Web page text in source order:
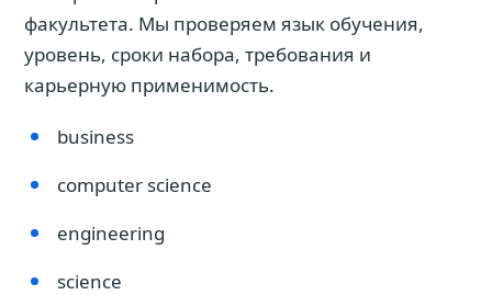
факультета. Мы проверяем язык обучения,
уровень, сроки набора, требования и
карьерную применимость.
business
computer science
engineering
science